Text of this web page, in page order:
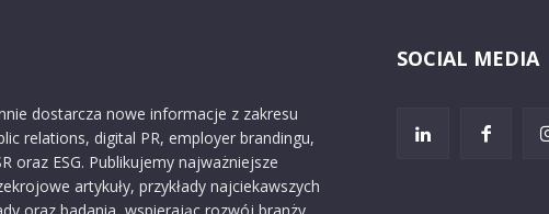
dostarcza nowe informacje z zakresu
relations, digital PR, employer brandingu,
oraz ESG. Publikujemy najważniejsze
artykuły, przykłady najciekawszych
oraz badania, wspierając rozwój branży
SOCIAL MEDIA